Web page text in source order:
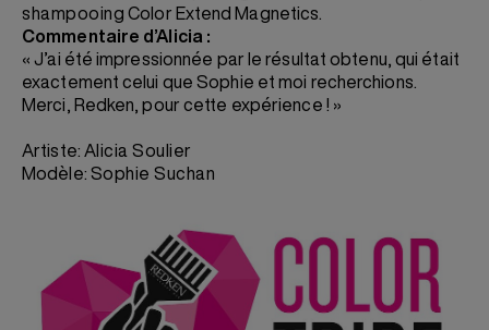
shampooing Color Extend Magnetics.
Commentaire d’Alicia :
« J’ai été impressionnée par le résultat obtenu, qui était
exactement celui que Sophie et moi recherchions.
Merci, Redken, pour cette expérience ! »
Artiste: Alicia Soulier
Modèle: Sophie Suchan